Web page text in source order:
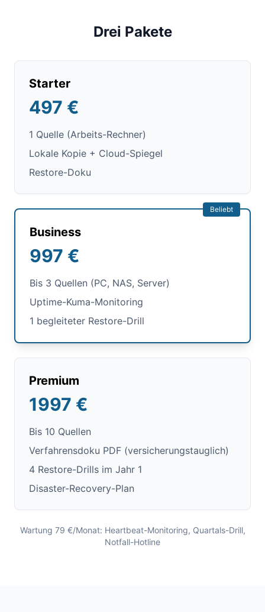
Drei Pakete
Starter
497 €
1 Quelle (Arbeits-Rechner)
Lokale Kopie + Cloud-Spiegel
Restore-Doku
Beliebt
Business
997 €
Bis 3 Quellen (PC, NAS, Server)
Uptime-Kuma-Monitoring
1 begleiteter Restore-Drill
Premium
1997 €
Bis 10 Quellen
Verfahrensdoku PDF (versicherungstauglich)
4 Restore-Drills im Jahr 1
Disaster-Recovery-Plan
Wartung 79 €/Monat: Heartbeat-Monitoring, Quartals-Drill,
Notfall-Hotline